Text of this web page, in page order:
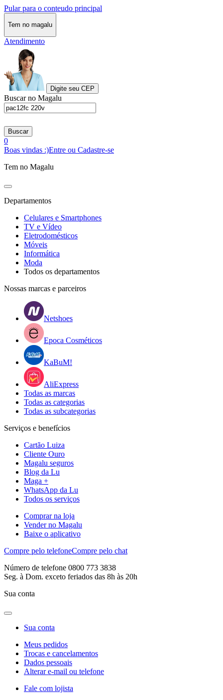
Pular para o conteudo principal
Tem no magalu
Atendimento
Digite seu CEP
Buscar no Magalu
Buscar
0
Boas vindas :)Entre ou Cadastre-se
Tem no Magalu
Departamentos
Celulares e Smartphones
TV e Vídeo
Eletrodomésticos
Móveis
Informática
Moda
Todos os departamentos
Nossas marcas e parceiros
Netshoes
Epoca Cosméticos
KaBuM!
AliExpress
Todas as marcas
Todas as categorias
Todas as subcategorias
Serviços e benefícios
Cartão Luiza
Cliente Ouro
Magalu seguros
Blog da Lu
Maga +
WhatsApp da Lu
Todos os serviços
Comprar na loja
Vender no Magalu
Baixe o aplicativo
Compre pelo telefoneCompre pelo chat
Número de telefone 0800 773 3838
Seg. à Dom. exceto feriados das 8h às 20h
Sua conta
Sua conta
Meus pedidos
Trocas e cancelamentos
Dados pessoais
Alterar e-mail ou telefone
Fale com lojista